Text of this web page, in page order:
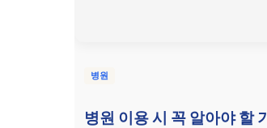
병원
병원 이용 시 꼭 알아야 할 기